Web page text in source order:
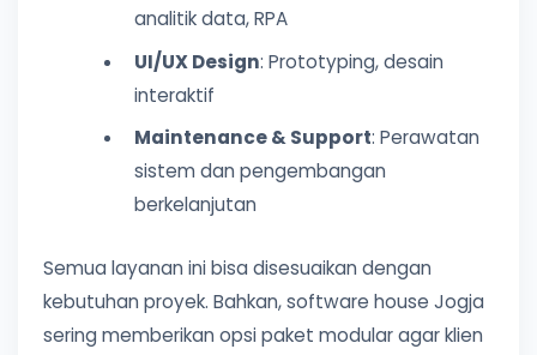
analitik data, RPA
UI/UX Design: Prototyping, desain
interaktif
Maintenance & Support: Perawatan
sistem dan pengembangan
berkelanjutan
Semua layanan ini bisa disesuaikan dengan
kebutuhan proyek. Bahkan, software house Jogja
sering memberikan opsi paket modular agar klien